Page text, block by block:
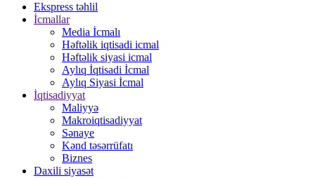
Ekspress təhlil
İcmallar
Media İcmalı
Həftəlik iqtisadi icmal
Həftəlik siyasi icmal
Aylıq İqtisadi İcmal
Aylıq Siyasi İcmal
İqtisadiyyat
Maliyyə
Makroiqtisadiyyat
Sənaye
Kənd təsərrüfatı
Biznes
Daxili siyasət